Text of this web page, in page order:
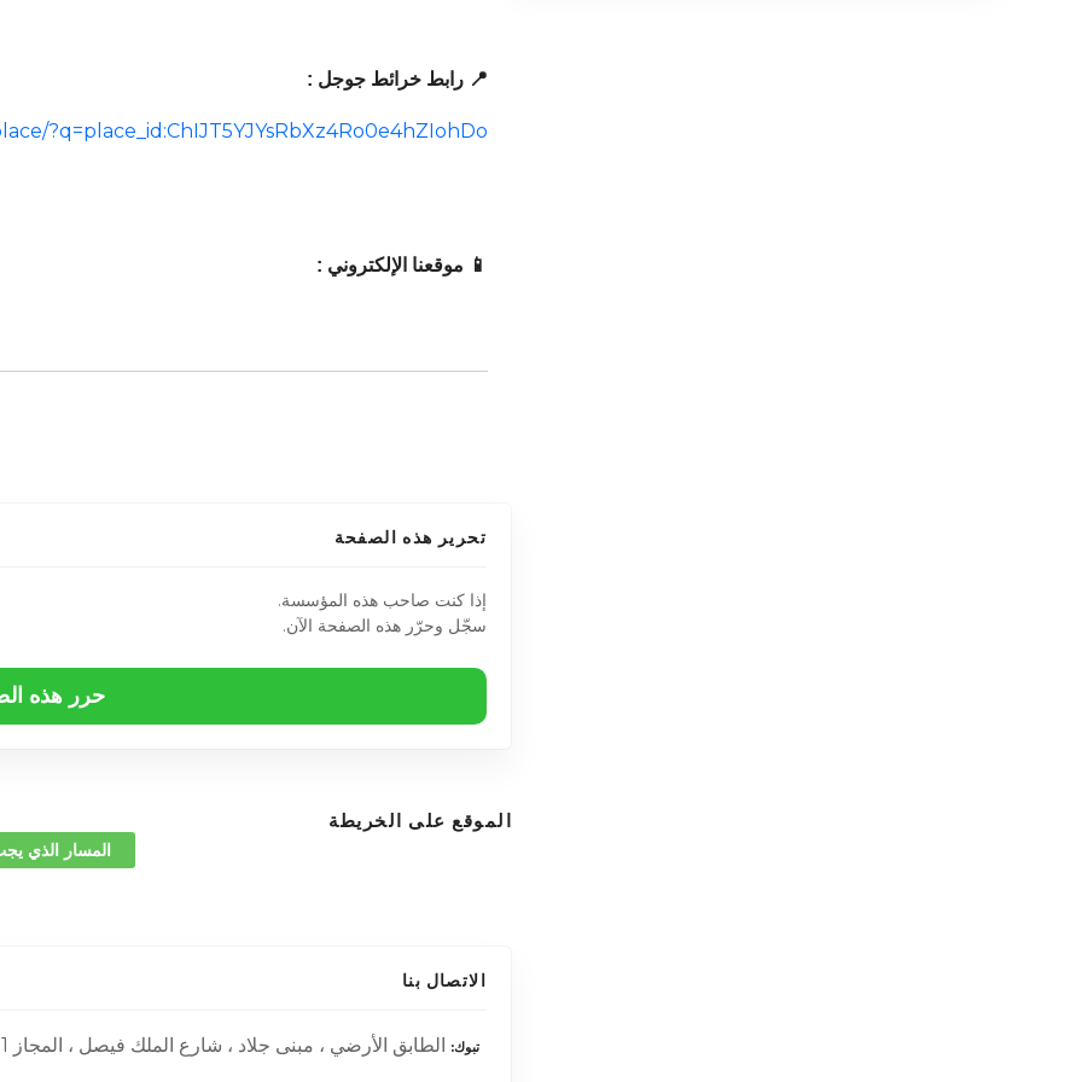
📍 رابط خرائط جوجل :
?q=place_id:ChIJT5YJYsRbXz4Ro0e4hZIohDo
📱 موقعنا الإلكتروني :
تحرير هذه الصفحة
إذا كنت صاحب هذه المؤسسة.
سجّل وحرّر هذه الصفحة الآن.
حرر هذه
الموقع على الخريطة
المسار الذي
الاتصال بنا
تبوك الطابق الأرضي ، مبنى جلاد ، شارع الملك فيصل ، المجاز 1 – الشارقة – الإمارات العربية المتحدة –